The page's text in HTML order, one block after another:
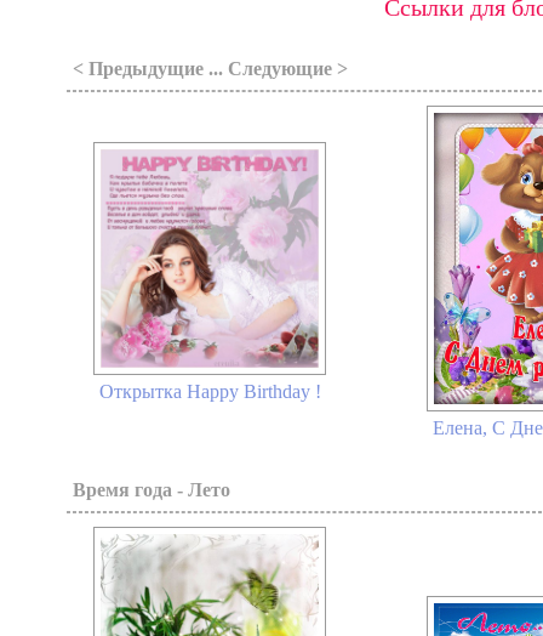
Ссылки для
< Предыдущие ... Следующие >
Открытка Happy Birthday !
Елена, С
Время года - Лето